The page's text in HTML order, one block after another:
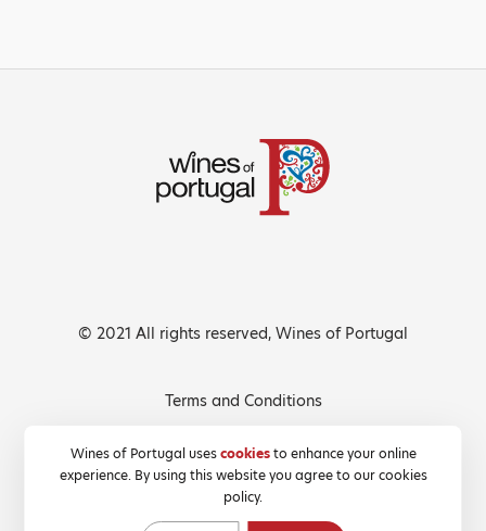
Wines of Portugal usescookiesto enhance your online
experience. By using this website you agree to our cookies
policy.
© 2021 All rights reserved, Wines of Portugal
Terms and Conditions
Cookies Policy